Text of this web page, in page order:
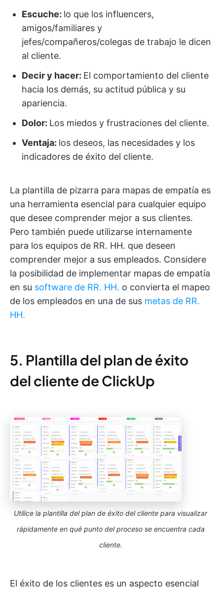
Escuche: lo que los influencers,
amigos/familiares y
jefes/compañeros/colegas de trabajo le dicen
al cliente.
Decir y hacer: El comportamiento del cliente
hacia los demás, su actitud pública y su
apariencia.
Dolor: Los miedos y frustraciones del cliente.
Ventaja: los deseos, las necesidades y los
indicadores de éxito del cliente.
La plantilla de pizarra para mapas de empatía es
una herramienta esencial para cualquier equipo
que desee comprender mejor a sus clientes.
Pero también puede utilizarse internamente
para los equipos de RR. HH. que deseen
comprender mejor a sus empleados. Considere
la posibilidad de implementar mapas de empatía
en su software de RR. HH. o convierta el mapeo
de los empleados en una de sus metas de RR.
HH.
5. Plantilla del plan de éxito
del cliente de ClickUp
Utilice la plantilla del plan de éxito del cliente para visualizar
rápidamente en qué punto del proceso se encuentra cada
cliente.
El éxito de los clientes es un aspecto esencial